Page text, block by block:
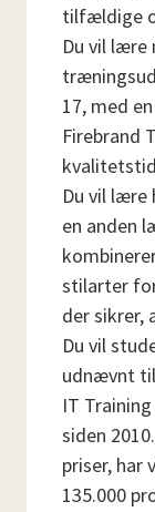
tilfældige
Du vil lære
17, med
Firebrand
Du vil lære
en anden
stilarter
der sikrer,
Du vil
udnævnt
IT
siden
priser,
135.000